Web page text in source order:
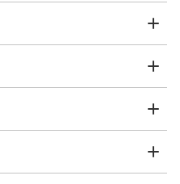
李照片後
以及24小時營業的店鋪合作。